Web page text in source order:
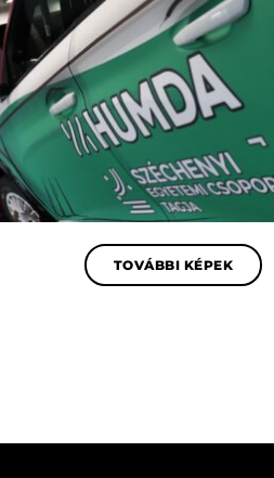
TOVÁBBI KÉPEK